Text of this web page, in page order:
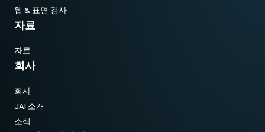
웹 & 표면 검사
자료
자료
회사
회사
JAI 소개
소식